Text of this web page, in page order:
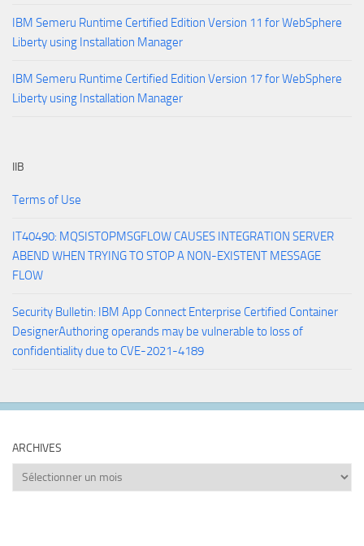
IBM Semeru Runtime Certified Edition Version 11 for WebSphere
Liberty using Installation Manager
IBM Semeru Runtime Certified Edition Version 17 for WebSphere
Liberty using Installation Manager
IIB
Terms of Use
IT40490: MQSISTOPMSGFLOW CAUSES INTEGRATION SERVER
ABEND WHEN TRYING TO STOP A NON-EXISTENT MESSAGE
FLOW
Security Bulletin: IBM App Connect Enterprise Certified Container
DesignerAuthoring operands may be vulnerable to loss of
confidentiality due to CVE-2021-4189
ARCHIVES
Archives